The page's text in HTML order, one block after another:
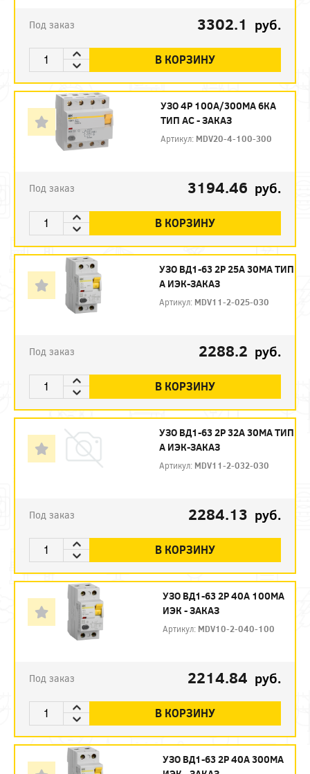
Под заказ 3302.1 руб.
В КОРЗИНУ
УЗО 4P 100А/300МА 6КА
ТИП АС - ЗАКАЗ
Артикул: MDV20-4-100-300
Под заказ 3194.46 руб.
В КОРЗИНУ
УЗО ВД1-63 2Р 25А 30МА ТИП
А ИЭК-ЗАКАЗ
Артикул: MDV11-2-025-030
Под заказ 2288.2 руб.
В КОРЗИНУ
УЗО ВД1-63 2Р 32А 30МА ТИП
А ИЭК-ЗАКАЗ
Артикул: MDV11-2-032-030
Под заказ 2284.13 руб.
В КОРЗИНУ
УЗО ВД1-63 2Р 40А 100МА
ИЭК - ЗАКАЗ
Артикул: MDV10-2-040-100
Под заказ 2214.84 руб.
В КОРЗИНУ
УЗО ВД1-63 2Р 40А 300МА